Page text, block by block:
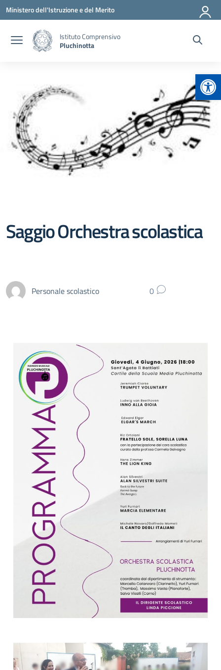
Vai ai contenuti
Vai al menu di navigazione
Vai al footer
Ministero dell'Istruzione e del Merito
Istituto Comprensivo
Pluchinotta
Saggio Orchestra scolastica
Personale scolastico 0